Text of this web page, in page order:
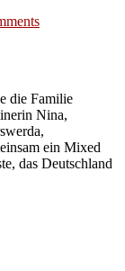
die Familie
Nina,
ein Mixed
das Deutschland